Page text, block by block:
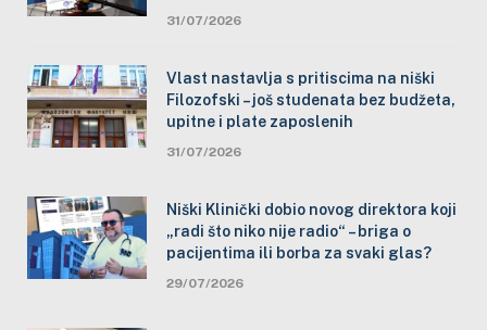
31/07/2026
Vlast nastavlja s pritiscima na niški
Filozofski – još studenata bez budžeta,
upitne i plate zaposlenih
31/07/2026
Niški Klinički dobio novog direktora koji
„radi što niko nije radio“ – briga o
pacijentima ili borba za svaki glas?
29/07/2026